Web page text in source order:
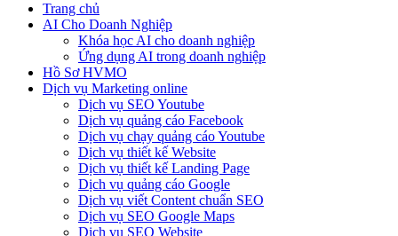
Trang chủ
AI Cho Doanh Nghiệp
Khóa học AI cho doanh nghiệp
Ứng dụng AI trong doanh nghiệp
Hồ Sơ HVMO
Dịch vụ Marketing online
Dịch vụ SEO Youtube
Dịch vụ quảng cáo Facebook
Dịch vụ chạy quảng cáo Youtube
Dịch vụ thiết kế Website
Dịch vụ thiết kế Landing Page
Dịch vụ quảng cáo Google
Dịch vụ viết Content chuẩn SEO
Dịch vụ SEO Google Maps
Dịch vụ SEO Website